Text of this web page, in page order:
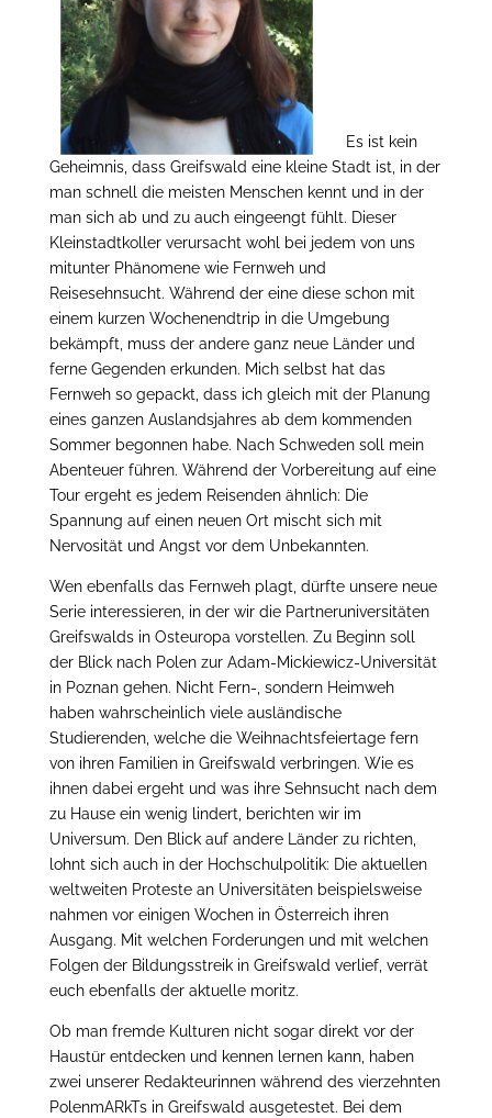
Es ist kein
Geheimnis, dass Greifswald eine kleine Stadt ist, in der
man schnell die meisten Menschen kennt und in der
man sich ab und zu auch eingeengt fühlt. Dieser
Kleinstadtkoller verursacht wohl bei jedem von uns
mitunter Phänomene wie Fernweh und
Reisesehnsucht. Während der eine diese schon mit
einem kurzen Wochenendtrip in die Umgebung
bekämpft, muss der andere ganz neue Länder und
ferne Gegenden erkunden. Mich selbst hat das
Fernweh so gepackt, dass ich gleich mit der Planung
eines ganzen Auslandsjahres ab dem kommenden
Sommer begonnen habe. Nach Schweden soll mein
Abenteuer führen. Während der Vorbereitung auf eine
Tour ergeht es jedem Reisenden ähnlich: Die
Spannung auf einen neuen Ort mischt sich mit
Nervosität und Angst vor dem Unbekannten.
Wen ebenfalls das Fernweh plagt, dürfte unsere neue
Serie interessieren, in der wir die Partneruniversitäten
Greifswalds in Osteuropa vorstellen. Zu Beginn soll
der Blick nach Polen zur Adam-Mickiewicz-Universität
in Poznan gehen. Nicht Fern-, sondern Heimweh
haben wahrscheinlich viele ausländische
Studierenden, welche die Weihnachtsfeiertage fern
von ihren Familien in Greifswald verbringen. Wie es
ihnen dabei ergeht und was ihre Sehnsucht nach dem
zu Hause ein wenig lindert, berichten wir im
Universum. Den Blick auf andere Länder zu richten,
lohnt sich auch in der Hochschulpolitik: Die aktuellen
weltweiten Proteste an Universitäten beispielsweise
nahmen vor einigen Wochen in Österreich ihren
Ausgang. Mit welchen Forderungen und mit welchen
Folgen der Bildungsstreik in Greifswald verlief, verrät
euch ebenfalls der aktuelle moritz.
Ob man fremde Kulturen nicht sogar direkt vor der
Haustür entdecken und kennen lernen kann, haben
zwei unserer Redakteurinnen während des vierzehnten
PolenmARkTs in Greifswald ausgetestet. Bei dem